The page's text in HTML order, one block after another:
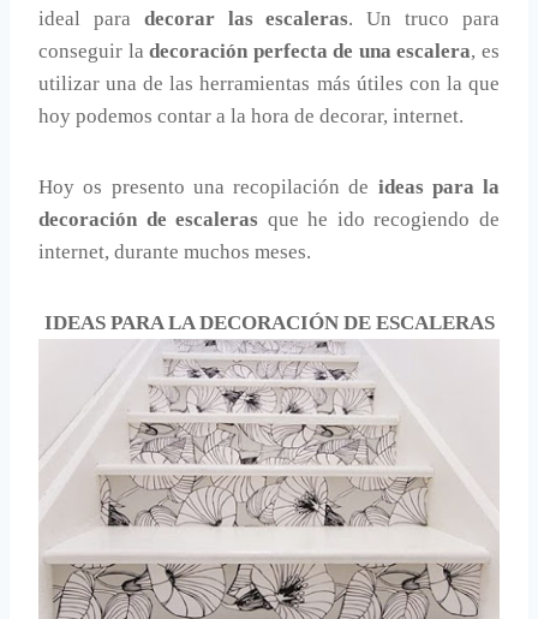
ideal para decorar las escaleras. Un truco para
conseguir ladecoración perfecta de una escalera, es
utilizar una de las herramientas más útiles con la que
hoy podemos contar a la hora de decorar, internet.
Hoy os presento una recopilación de ideas para la
decoración de escaleras que he ido recogiendo de
internet, durante muchos meses.
IDEAS PARA LA DECORACIÓN DE ESCALERAS